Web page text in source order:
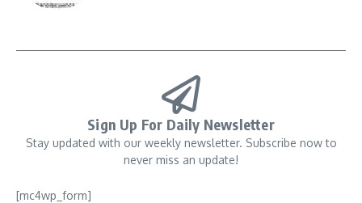
Sign Up For Daily Newsletter
Stay updated with our weekly newsletter. Subscribe now to
never miss an update!
[mc4wp_form]